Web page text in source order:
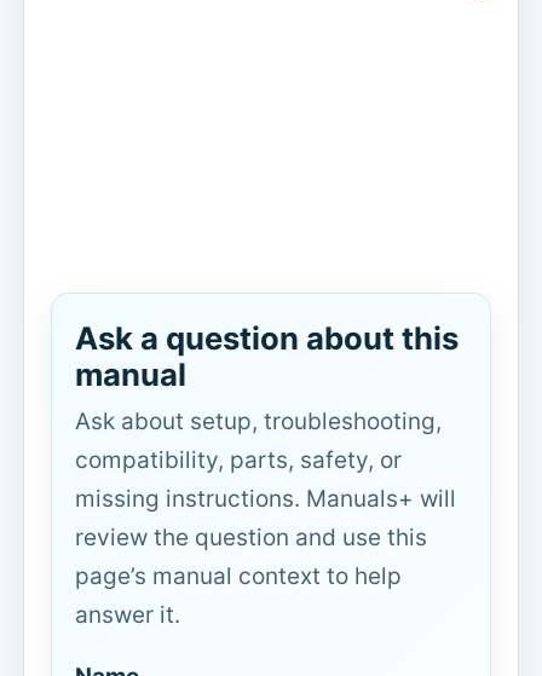
Ask a question about this
manual
Ask about setup, troubleshooting,
compatibility, parts, safety, or
missing instructions. Manuals+ will
review the question and use this
page’s manual context to help
answer it.